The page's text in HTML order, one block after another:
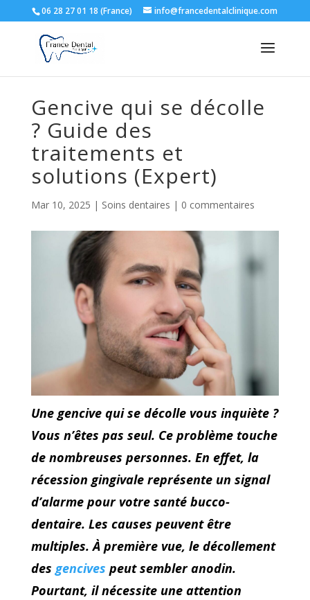
06 28 27 01 18 (France) info@francedentalclinique.com
Gencive qui se décolle
? Guide des
traitements et
solutions (Expert)
Mar 10, 2025 | Soins dentaires | 0 commentaires
Une gencive qui se décolle vous inquiète ?
Vous n’êtes pas seul. Ce problème touche
de nombreuses personnes. En effet, la
récession gingivale représente un signal
d’alarme pour votre santé bucco-
dentaire. Les causes peuvent être
multiples. À première vue, le décollement
des gencives peut sembler anodin.
Pourtant, il nécessite une attention